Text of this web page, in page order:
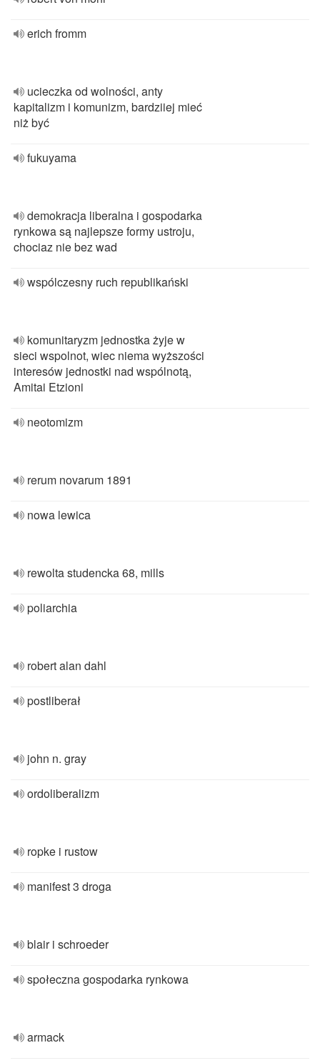
erich fromm
ucieczka od wolności, anty
kapitalizm i komunizm, bardziiej mieć
niż być
fukuyama
demokracja liberalna i gospodarka
rynkowa są najlepsze formy ustroju,
chociaz nie bez wad
wspólczesny ruch republikański
komunitaryzm jednostka żyje w
sieci wspolnot, wiec niema wyższości
interesów jednostki nad wspólnotą,
Amitai Etzioni
neotomizm
rerum novarum 1891
nowa lewica
rewolta studencka 68, mills
poliarchia
robert alan dahl
postliberał
john n. gray
ordoliberalizm
ropke i rustow
manifest 3 droga
blair i schroeder
społeczna gospodarka rynkowa
armack